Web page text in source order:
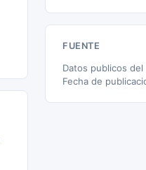
FUENTE
Datos publicos
Fecha de